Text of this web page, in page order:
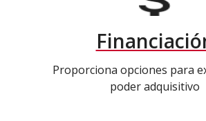
Proporciona opciones para
poder adquisitivo